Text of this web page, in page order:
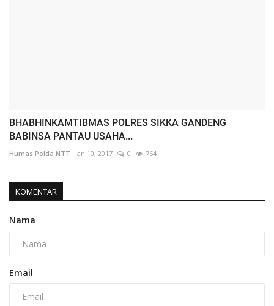
BHABHINKAMTIBMAS POLRES SIKKA GANDENG
BABINSA PANTAU USAHA...
Humas Polda NTT Jan 10, 2017 0 764
KOMENTAR
Nama
Email